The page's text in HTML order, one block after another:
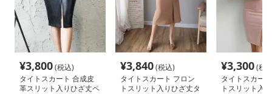
¥3,800(税込)
タイトスカート 合成皮
革スリット入りひざ丈ペ
¥3,840(税込)
タイトスカート フロン
トスリット入りひざ丈タ
¥3,300(税
タイトスカー
トスリット入